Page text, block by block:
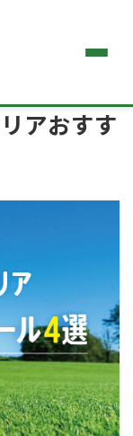
アおすす